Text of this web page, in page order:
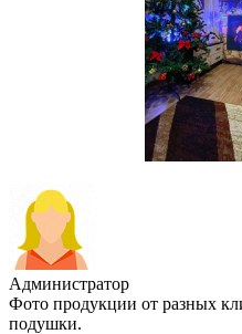
Администратор
Фото продукции от разных
подушки.